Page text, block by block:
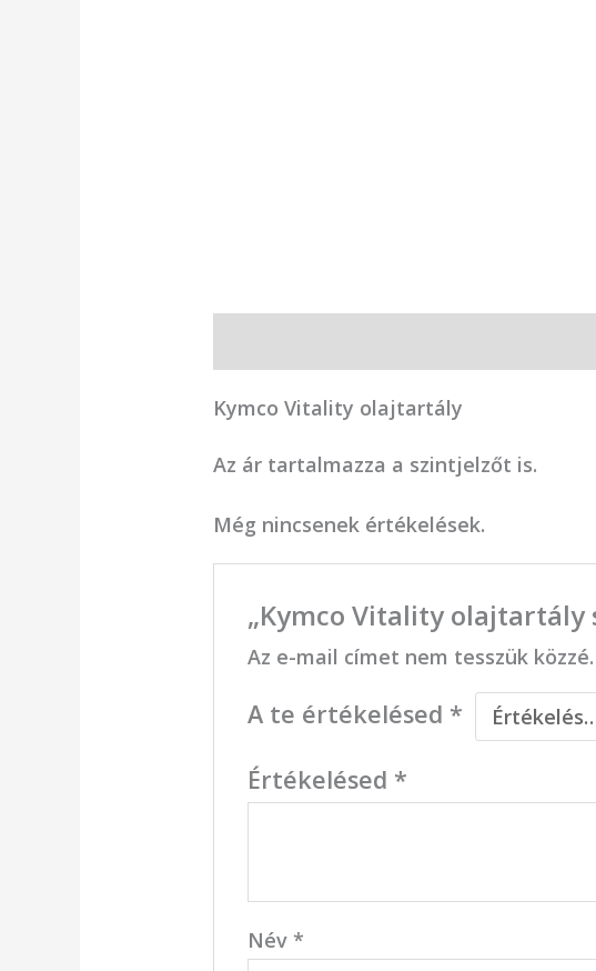
Kymco Vitality olajtartály
Az ár tartalmazza a szintjelzőt is.
Még nincsenek értékelések.
„Kymco Vitality
Az e-mail címet nem tesszük közzé.
A te értékelésed *
Értékelésed *
Név*